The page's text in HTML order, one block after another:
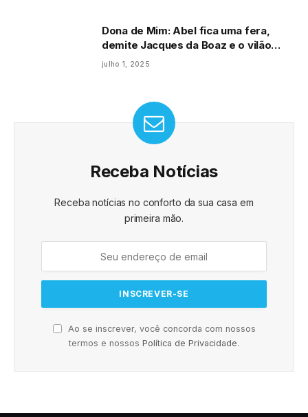
Dona de Mim: Abel fica uma fera,
demite Jacques da Boaz e o vilão
reage: “Também sou dono!”
julho 1, 2025
Receba Notícias
Receba notícias no conforto da sua casa em
primeira mão.
Ao se inscrever, você concorda com nossos
termos e nossos Política de Privacidade.